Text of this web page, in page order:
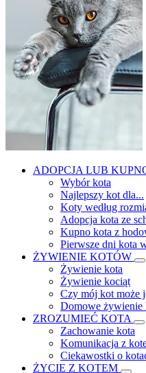
ADOPCJA LUB
Wybór kota
Najlepszy kot dla...
Koty według
Adopcja kota ze
Kupno kota z
Pierwsze dni kota
ŻYWIENIE KOTÓW
Żywienie kota
Żywienie kociąt
Czy mój kot może
Domowe żywienie
ZROZUMIEĆ KOTA
Zachowanie kota
Komunikacja z
Ciekawostki o
ŻYCIE Z KOTEM